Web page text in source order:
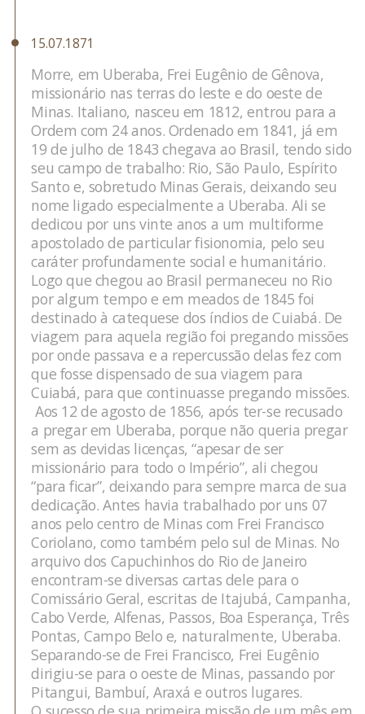
15.07.1871
Morre, em Uberaba, Frei Eugênio de Gênova,
missionário nas terras do leste e do oeste de
Minas. Italiano, nasceu em 1812, entrou para a
Ordem com 24 anos. Ordenado em 1841, já em
19 de julho de 1843 chegava ao Brasil, tendo sido
seu campo de trabalho: Rio, São Paulo, Espírito
Santo e, sobretudo Minas Gerais, deixando seu
nome ligado especialmente a Uberaba. Ali se
dedicou por uns vinte anos a um multiforme
apostolado de particular fisionomia, pelo seu
caráter profundamente social e humanitário.
Logo que chegou ao Brasil permaneceu no Rio
por algum tempo e em meados de 1845 foi
destinado à catequese dos índios de Cuiabá. De
viagem para aquela região foi pregando missões
por onde passava e a repercussão delas fez com
que fosse dispensado de sua viagem para
Cuiabá, para que continuasse pregando missões.
Aos 12 de agosto de 1856, após ter-se recusado
a pregar em Uberaba, porque não queria pregar
sem as devidas licenças, “apesar de ser
missionário para todo o Império”, ali chegou
“para ficar”, deixando para sempre marca de sua
dedicação. Antes havia trabalhado por uns 07
anos pelo centro de Minas com Frei Francisco
Coriolano, como também pelo sul de Minas. No
arquivo dos Capuchinhos do Rio de Janeiro
encontram-se diversas cartas dele para o
Comissário Geral, escritas de Itajubá, Campanha,
Cabo Verde, Alfenas, Passos, Boa Esperança, Três
Pontas, Campo Belo e, naturalmente, Uberaba.
Separando-se de Frei Francisco, Frei Eugênio
dirigiu-se para o oeste de Minas, passando por
Pitangui, Bambuí, Araxá e outros lugares.